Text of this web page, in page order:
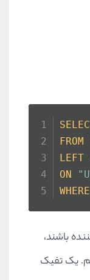
FROM
LEFT
ON
WHERE
باشند،
یک تفیک